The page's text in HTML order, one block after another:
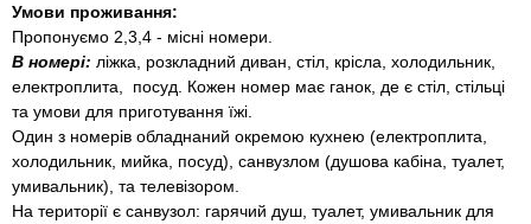
Умови проживання:
Пропонуємо 2,3,4 - місні номери.
В номері: ліжка, розкладний диван, стіл, крісла, холодильник,
електроплита, посуд. Кожен номер має ганок, де є стіл, стільці
та умови для приготування їжі.
Один з номерів обладнаний окремою кухнею (електроплита,
холодильник, мийка, посуд), санвузлом (душова кабіна, туалет,
умивальник), та телевізором.
На території є санвузол: гарячий душ, туалет, умивальник для